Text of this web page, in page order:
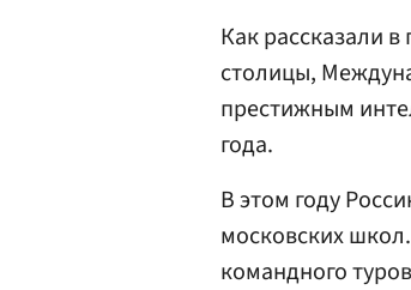
Как рассказали
столицы,
престижным
года.
В этом году
московских
командного